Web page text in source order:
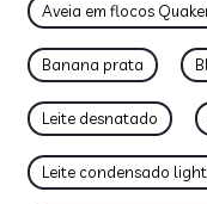
Aveia em flocos
Banana prata
Leite desnatado
Leite condensado